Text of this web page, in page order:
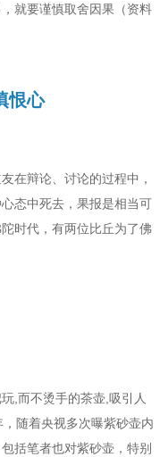
就要谨慎取舍因果（资料
恨心
在辩论、讨论的过程中，
态中死去，果报是相当可
时代，有两位比丘为了佛
,而不烫手的茶壶,吸引人
随着央视多次曝紫砂壶内
括笔者也对紫砂壶，特别